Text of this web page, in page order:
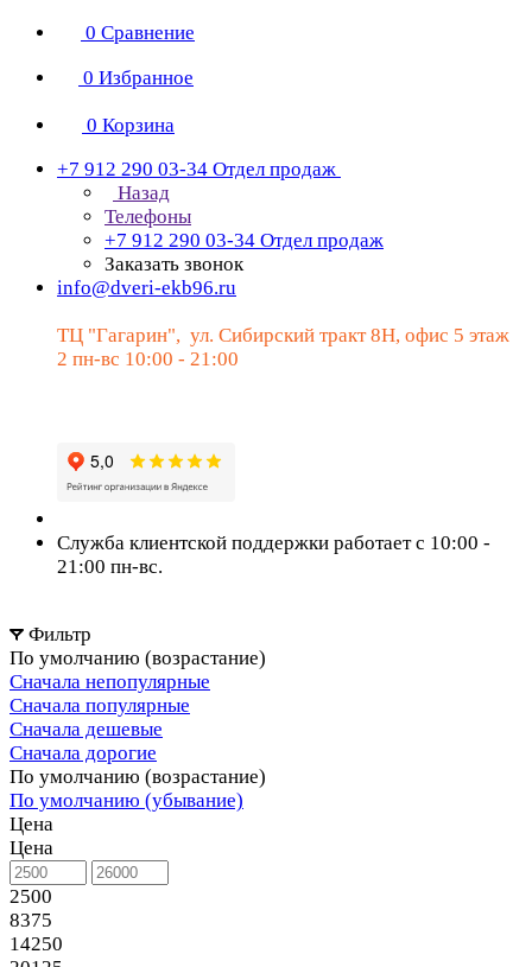
0 Сравнение
0 Избранное
0 Корзина
+7 912 290 03-34 Отдел продаж
Назад
Телефоны
+7 912 290 03-34 Отдел продаж
Заказать звонок
info@dveri-ekb96.ru
ТЦ "Гагарин", ул. Сибирский тракт 8Н, офис 5 этаж
2 пн-вс 10:00 - 21:00
Служба клиентской поддержки работает с 10:00 -
21:00 пн-вс.
Фильтр
По умолчанию (возрастание)
Сначала непопулярные
Сначала популярные
Сначала дешевые
Сначала дорогие
По умолчанию (возрастание)
По умолчанию (убывание)
Цена
Цена
2500
8375
14250